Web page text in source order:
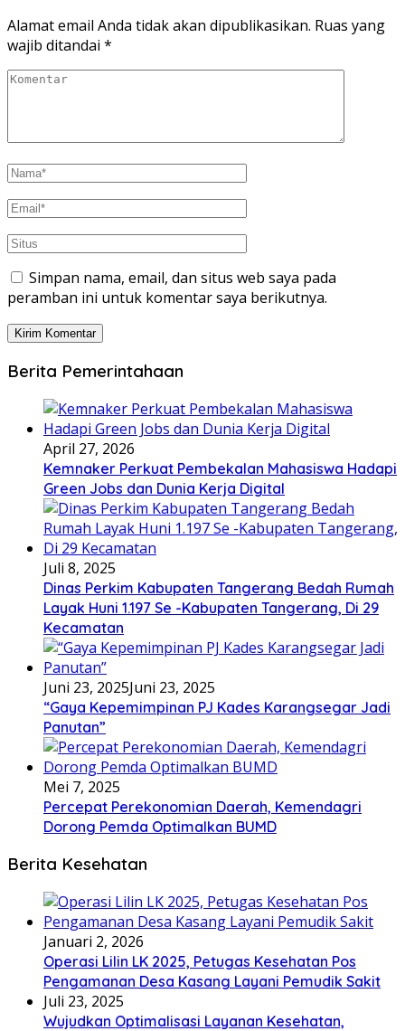
Alamat email Anda tidak akan dipublikasikan. Ruas yang
wajib ditandai *
Simpan nama, email, dan situs web saya pada
peramban ini untuk komentar saya berikutnya.
Berita Pemerintahaan
April 27, 2026
Kemnaker Perkuat Pembekalan Mahasiswa Hadapi
Green Jobs dan Dunia Kerja Digital
Juli 8, 2025
Dinas Perkim Kabupaten Tangerang Bedah Rumah
Layak Huni 1.197 Se -Kabupaten Tangerang, Di 29
Kecamatan
Juni 23, 2025Juni 23, 2025
“Gaya Kepemimpinan PJ Kades Karangsegar Jadi
Panutan”
Mei 7, 2025
Percepat Perekonomian Daerah, Kemendagri
Dorong Pemda Optimalkan BUMD
Berita Kesehatan
Januari 2, 2026
Operasi Lilin LK 2025, Petugas Kesehatan Pos
Pengamanan Desa Kasang Layani Pemudik Sakit
Juli 23, 2025
Wujudkan Optimalisasi Layanan Kesehatan,